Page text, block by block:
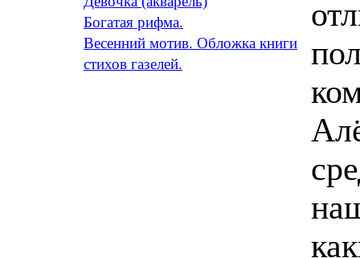
Богатая рифма.
Весенний мотив. Обложка книги
стихов газелей.